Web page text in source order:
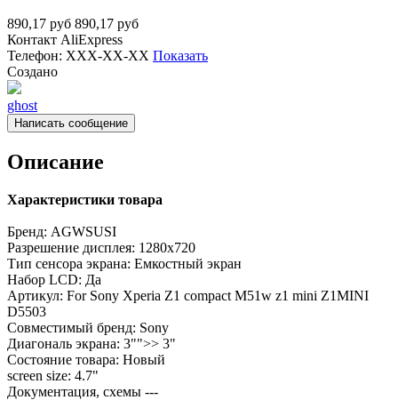
890,17 руб 890,17 руб
Контакт AliExpress
Телефон: XXX-XX-XX Показать
Создано
ghost
Написать сообщение
Описание
Характеристики товара
Бренд: AGWSUSI
Разрешение дисплея: 1280x720
Тип сенсора экрана: Емкостный экран
Набор LCD: Да
Артикул: For Sony Xperia Z1 compact M51w z1 mini Z1MINI
D5503
Совместимый бренд: Sony
Диагональ экрана: 3"">> 3"
Состояние товара: Новый
screen size: 4.7"
Документация, схемы ---